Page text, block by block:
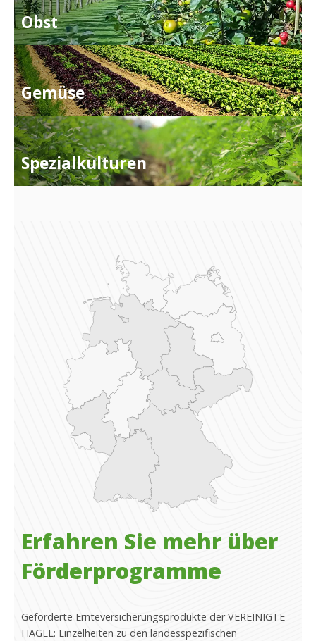
Obst
Gemüse
Spezial­kulturen
Erfahren Sie mehr über
Förder­programme
Geförderte Ernteversicherungsprodukte der VEREINIGTE
HAGEL: Einzelheiten zu den landesspezifischen